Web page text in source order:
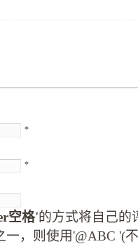
*
*
空格'的方式将自己的
，则使用'@ABC '(